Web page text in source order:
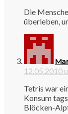
Die
überleben,
12.05.2010
Tetris war
Konsum
Blöcken-